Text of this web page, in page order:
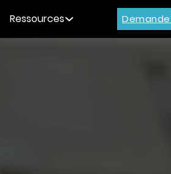
Ressources